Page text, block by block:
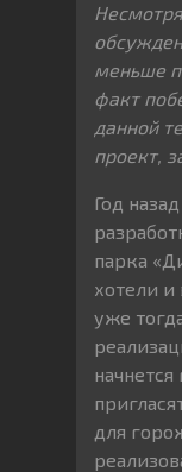
меньше
факт
данной
проект,
Год
парка
хотели и
уже
начнется
для